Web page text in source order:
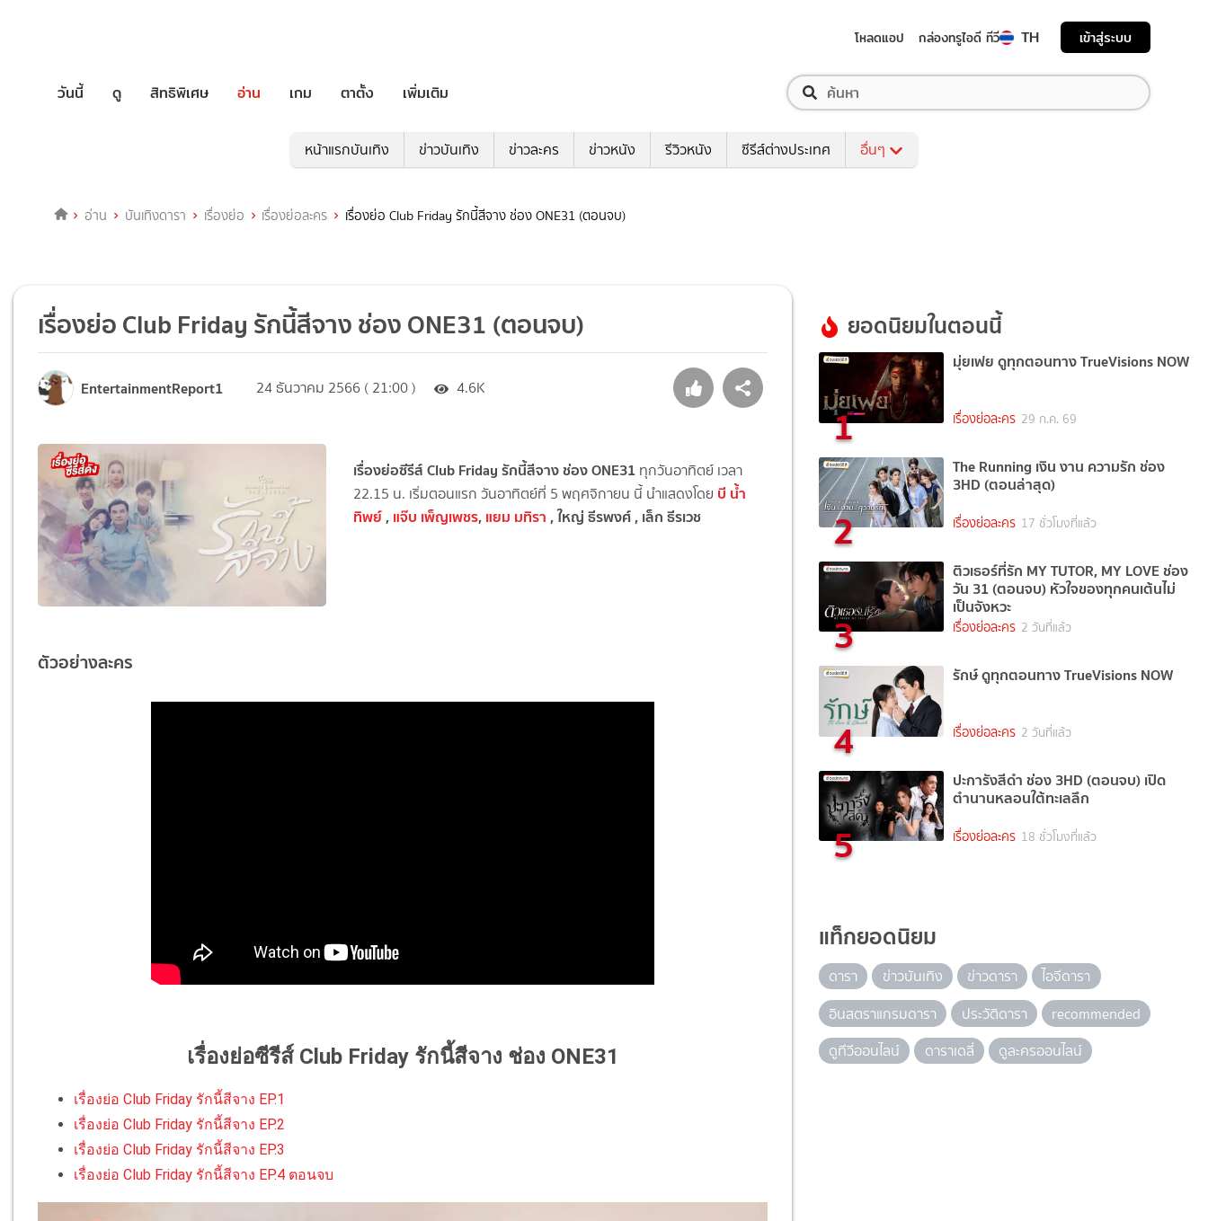
โหลดแอป กล่องทรูไอดี ทีวี TH เข้าสู่ระบบ
วันนี้ ดู สิทธิพิเศษ อ่าน เกม ตาตั้ง เพิ่มเติม
หน้าแรกบันเทิง ข่าวบันเทิง ข่าวละคร ข่าวหนัง รีวิวหนัง ซีรีส์ต่างประเทศ อื่นๆ
อ่าน บันเทิงดารา เรื่องย่อ เรื่องย่อละคร เรื่องย่อ Club Friday รักนี้สีจาง ช่อง ONE31 (ตอนจบ)
เรื่องย่อ Club Friday รักนี้สีจาง ช่อง ONE31 (ตอนจบ)
EntertainmentReport1 24 ธันวาคม 2566 ( 21:00 ) 4.6K
เรื่องย่อซีรีส์ Club Friday รักนี้สีจาง ช่อง ONE31 ทุกวันอาทิตย์ เวลา
22.15 น. เริ่มตอนแรก วันอาทิตย์ที่ 5 พฤศจิกายน นี้ นำแสดงโดย บี น้ำ
ทิพย์,แจ๊บ เพ็ญเพชร,แยม มทิรา,ใหญ่ ธีรพงศ์,เล็ก ธีรเวช
ตัวอย่างละคร
เรื่องย่อซีรีส์ Club Friday รักนี้สีจาง ช่อง ONE31
เรื่องย่อ Club Friday รักนี้สีจาง EP.1
เรื่องย่อ Club Friday รักนี้สีจาง EP.2
เรื่องย่อ Club Friday รักนี้สีจาง EP.3
เรื่องย่อ Club Friday รักนี้สีจาง EP.4 ตอนจบ
ยอดนิยมในตอนนี้
1
มุ่ยเฟย ดูทุกตอนทาง TrueVisions NOW
เรื่องย่อละคร 29 ก.ค. 69
2
The Running เงิน งาน ความรัก ช่อง
3HD (ตอนล่าสุด)
เรื่องย่อละคร 17 ชั่วโมงที่แล้ว
3
ติวเธอร์ที่รัก MY TUTOR, MY LOVE ช่อง
วัน 31 (ตอนจบ) หัวใจของทุกคนเต้นไม่
เป็นจังหวะ
เรื่องย่อละคร 2 วันที่แล้ว
4
รักษ์ ดูทุกตอนทาง TrueVisions NOW
เรื่องย่อละคร 2 วันที่แล้ว
5
ปะการังสีดำ ช่อง 3HD (ตอนจบ) เปิด
ตำนานหลอนใต้ทะเลลึก
เรื่องย่อละคร 18 ชั่วโมงที่แล้ว
แท็กยอดนิยม
ดารา ข่าวบันเทิง ข่าวดารา
ไอจีดารา
อินสตราแกรมดารา
ประวัติดารา
recommended
ดูทีวีออนไลน์
ดาราเดลี่ ดูละครออนไลน์